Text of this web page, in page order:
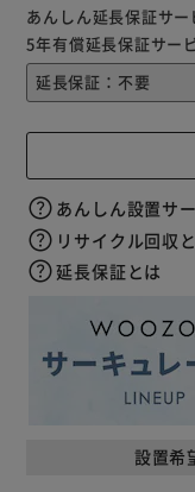
設置希
あんしん延長保証サー
5年有償延長保証サー
あんしん設置サ
リサイクル回収
延長保証とは